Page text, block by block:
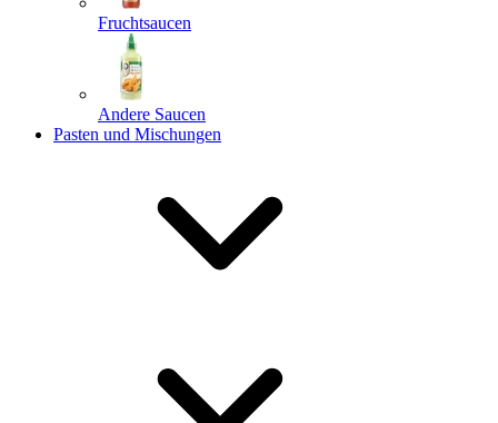
Fruchtsaucen
Andere Saucen
Pasten und Mischungen